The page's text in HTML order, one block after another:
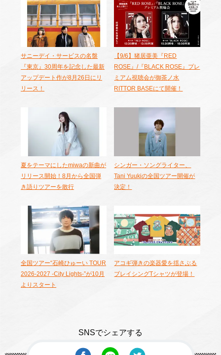
サニーデイ・サービスの名盤
『東京』30周年を記念した最新
アップデート作が8月26日にリ
リース！
【9/6】猪居亜美『RED
ROSE』/『BLACK ROSE』プレ
ミアム視聴会が御茶ノ水
RITTOR BASEにて開催！
夏をテーマにしたmiwaの新曲が
リリース開始！8月から全国弾
き語りツアーを敢行
シンガー・ソングライター、
Tani Yuukiの全国ツアー開催が
決定！
全国ツアー“石崎ひゅーい TOUR
2026-2027 -City Lights-”が10月
よりスタート
アコギ弾きの楽器愛を揺さぶる
ブレイシングTシャツが登場！
SNSでシェアする